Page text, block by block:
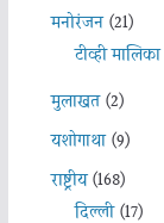
मनोरंजन(21)
टीव्ही मालिका
मुलाखत(2)
यशोगाथा(9)
राष्ट्रीय(168)
दिल्ली(17)